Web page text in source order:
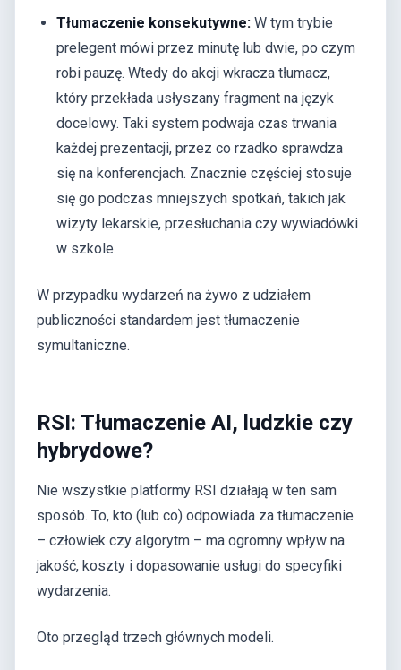
Tłumaczenie konsekutywne: W tym trybie
prelegent mówi przez minutę lub dwie, po czym
robi pauzę. Wtedy do akcji wkracza tłumacz,
który przekłada usłyszany fragment na język
docelowy. Taki system podwaja czas trwania
każdej prezentacji, przez co rzadko sprawdza
się na konferencjach. Znacznie częściej stosuje
się go podczas mniejszych spotkań, takich jak
wizyty lekarskie, przesłuchania czy wywiadówki
w szkole.
W przypadku wydarzeń na żywo z udziałem
publiczności standardem jest tłumaczenie
symultaniczne.
RSI: Tłumaczenie AI, ludzkie czy
hybrydowe?
Nie wszystkie platformy RSI działają w ten sam
sposób. To, kto (lub co) odpowiada za tłumaczenie
– człowiek czy algorytm – ma ogromny wpływ na
jakość, koszty i dopasowanie usługi do specyfiki
wydarzenia.
Oto przegląd trzech głównych modeli.